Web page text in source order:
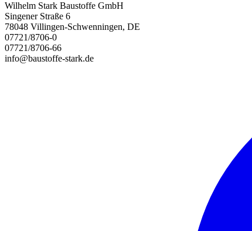
Wilhelm Stark Baustoffe GmbH
Singener Straße 6
78048 Villingen-Schwenningen, DE
07721/8706-0
07721/8706-66
info@baustoffe-stark.de